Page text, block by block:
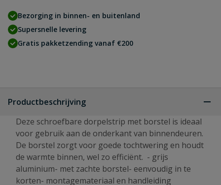
Bezorging in binnen- en buitenland
Supersnelle levering
Gratis pakketzending vanaf €200
Productbeschrijving
Deze schroefbare dorpelstrip met borstel is ideaal
voor gebruik aan de onderkant van binnendeuren.
De borstel zorgt voor goede tochtwering en houdt
de warmte binnen, wel zo efficiënt. - grijs
aluminium- met zachte borstel- eenvoudig in te
korten- montagemateriaal en handleiding